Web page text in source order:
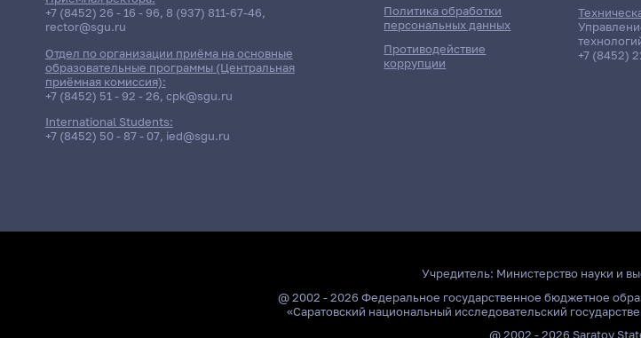
+7 (8452) 26 - 16 - 96, 8 (937) 811-67-46,
rector@sgu.ru
Отдел по организации приёма на основные
образовательные программы (Центральная
приёмная комиссия):
+7 (8452) 51 - 92 - 26, cpk@sgu.ru
International Students:
+7 (8452) 50 - 87 - 07, ied@sgu.ru
Политика обработки
персональных данных
Противодействие
коррупции
+7 (8452)
Учредитель: Министерство науки и
@ 2002 - 2026 Федеральное государственное бюджетное
«Саратовский национальный исследовательский
@ 2002 - 2026 Saratov